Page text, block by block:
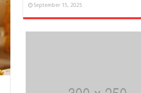
September 15, 2025